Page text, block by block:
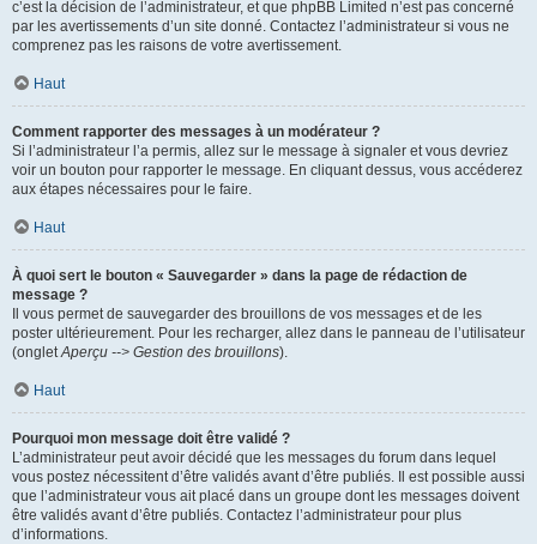
c’est la décision de l’administrateur, et que phpBB Limited n’est pas concerné
par les avertissements d’un site donné. Contactez l’administrateur si vous ne
comprenez pas les raisons de votre avertissement.
Haut
Comment rapporter des messages à un modérateur ?
Si l’administrateur l’a permis, allez sur le message à signaler et vous devriez
voir un bouton pour rapporter le message. En cliquant dessus, vous accéderez
aux étapes nécessaires pour le faire.
Haut
À quoi sert le bouton « Sauvegarder » dans la page de rédaction de
message ?
Il vous permet de sauvegarder des brouillons de vos messages et de les
poster ultérieurement. Pour les recharger, allez dans le panneau de l’utilisateur
(ongletAperçu --> Gestion des brouillons).
Haut
Pourquoi mon message doit être validé ?
L’administrateur peut avoir décidé que les messages du forum dans lequel
vous postez nécessitent d’être validés avant d’être publiés. Il est possible aussi
que l’administrateur vous ait placé dans un groupe dont les messages doivent
être validés avant d’être publiés. Contactez l’administrateur pour plus
d’informations.